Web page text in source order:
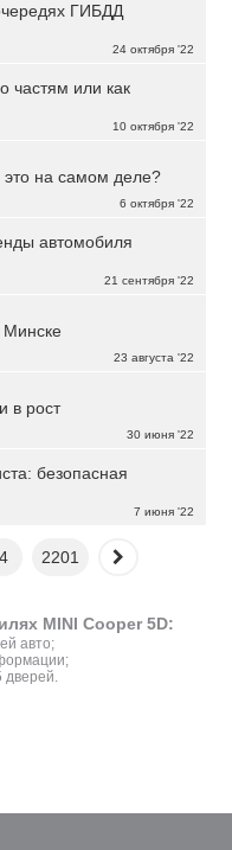
24 октября '22
ГИБДД
10 октября '22
частям или как
6 октября '22
на самом деле?
21 сентября '22
автомобиля
23 августа '22
Минске
30 июня '22
в рост
7 июня '22
безопасная
4 2201
MINI Cooper 5D:
авто;
дверей.